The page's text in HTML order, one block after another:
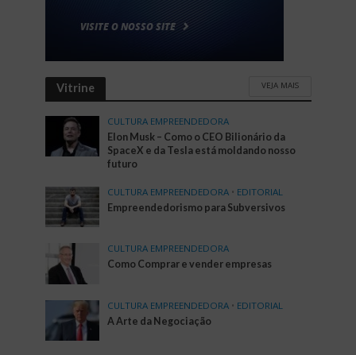
Vitrine VEJA MAIS
CULTURA EMPREENDEDORA
Elon Musk – Como o CEO Bilionário da
SpaceX e da Tesla está moldando nosso
futuro
CULTURA EMPREENDEDORA • EDITORIAL
Empreendedorismo para Subversivos
CULTURA EMPREENDEDORA
Como Comprar e vender empresas
CULTURA EMPREENDEDORA • EDITORIAL
A Arte da Negociação